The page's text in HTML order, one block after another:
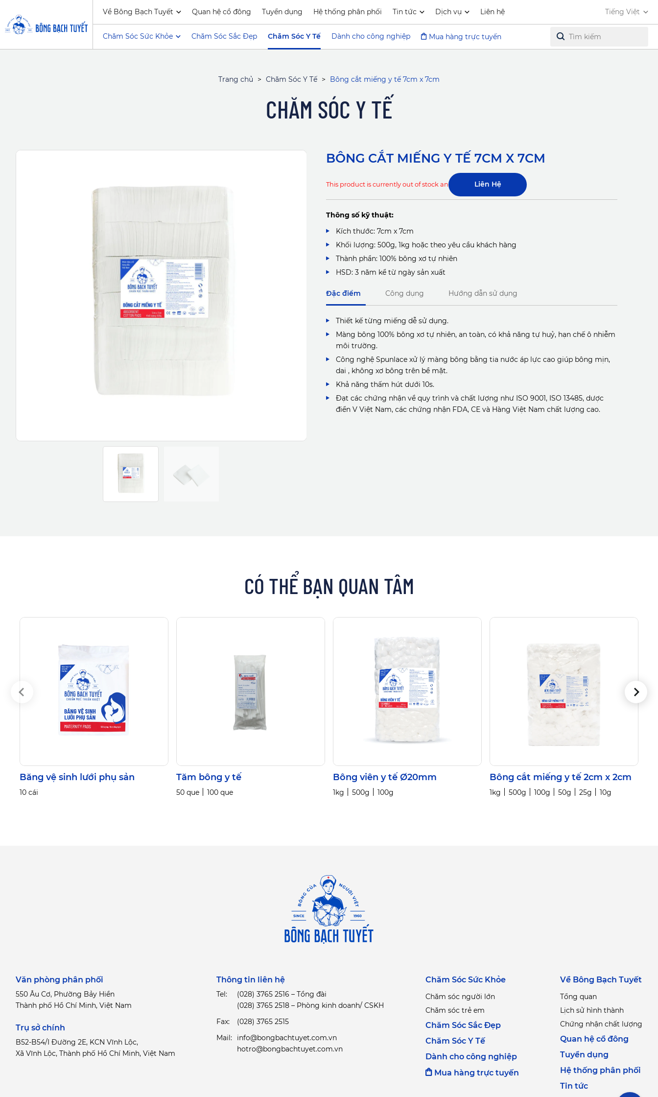
Về Bông Bạch Tuyết Quan hệ cổ đông Tuyển dụng Hệ thống phân phối Tin tức Dịch vụ Liên hệ Tiếng Việt
Chăm Sóc Sức Khỏe Chăm Sóc Sắc Đẹp Chăm Sóc Y Tế Dành cho công nghiệp Mua hàng trực tuyến
Trang chủ > Chăm Sóc Y Tế > Bông cắt miếng y tế 7cm x 7cm
CHĂM SÓC Y TẾ
BÔNG CẮT MIẾNG Y TẾ 7CM X 7CM
This product is currently out of stock and unavailable.
Liên Hệ
Thông số kỹ thuật:
Kích thước: 7cm x 7cm
Khối lượng: 500g, 1kg hoặc theo yêu cầu khách hàng
Thành phần: 100% bông xơ tự nhiên
HSD: 3 năm kể từ ngày sản xuất
Đặc điểm Công dụng Hướng dẫn sử dụng
Thiết kế từng miếng dễ sử dụng.
Màng bông 100% bông xơ tự nhiên, an toàn, có khả năng tự huỷ, hạn chế ô nhiễm
môi trường.
Công nghệ Spunlace xử lý màng bông bằng tia nước áp lực cao giúp bông mịn,
dai , không xơ bông trên bề mặt.
Khả năng thấm hút dưới 10s.
Đạt các chứng nhận về quy trình và chất lượng như ISO 9001, ISO 13485, dược
điển V Việt Nam, các chứng nhận FDA, CE và Hàng Việt Nam chất lượng cao.
CÓ THỂ BẠN QUAN TÂM
Băng vệ sinh lưới phụ sản
10 cái
Tăm bông y tế
50 que 100 que
Bông viên y tế Ø20mm
1kg 500g 100g
Bông cắt miếng y tế 2cm x 2cm
1kg 500g 100g 50g 25g 10g
Văn phòng phân phối
550 Âu Cơ, Phường Bảy Hiền
Thành phố Hồ Chí Minh, Việt Nam
Trụ sở chính
B52-B54/I Đường 2E, KCN Vĩnh Lộc,
Xã Vĩnh Lộc, Thành phố Hồ Chí Minh, Việt Nam
Thông tin liên hệ
Tel:
(028) 3765 2516 – Tổng đài
(028) 3765 2518 – Phòng kinh doanh/ CSKH
Fax:
(028) 3765 2515
Mail:
info@bongbachtuyet.com.vn
hotro@bongbachtuyet.com.vn
Chăm Sóc Sức Khỏe
Chăm sóc người lớn
Chăm sóc trẻ em
Chăm Sóc Sắc Đẹp
Chăm Sóc Y Tế
Dành cho công nghiệp
Mua hàng trực tuyến
Về Bông Bạch Tuyết
Tổng quan
Lịch sử hình thành
Chứng nhận chất lượng
Quan hệ cổ đông
Tuyển dụng
Hệ thống phân phối
Tin tức